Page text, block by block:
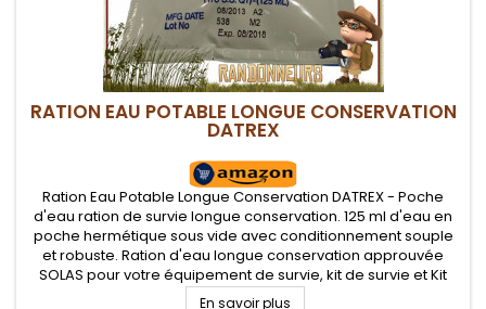
RATION EAU POTABLE LONGUE CONSERVATION
DATREX
Ration Eau Potable Longue Conservation DATREX - Poche
d'eau ration de survie longue conservation. 125 ml d'eau en
poche hermétique sous vide avec conditionnement souple
et robuste. Ration d'eau longue conservation approuvée
SOLAS pour votre équipement de survie, kit de survie et Kit
EDC
En savoir plus